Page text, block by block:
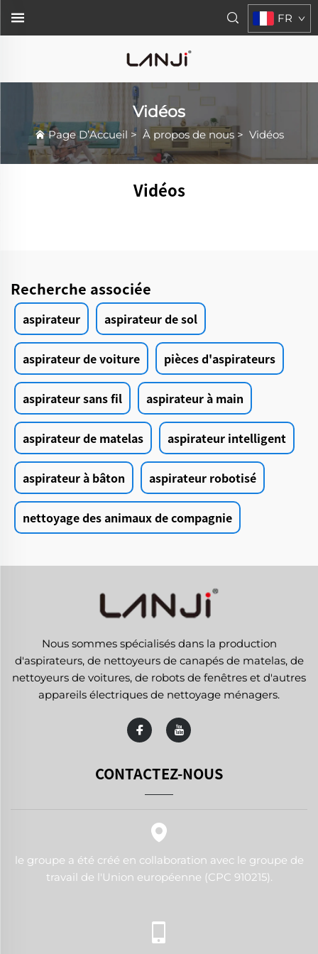
FR
Vidéos
Page D’Accueil > À propos de nous> Vidéos
Vidéos
Recherche associée
aspirateur aspirateur de sol
aspirateur de voiture pièces d'aspirateurs
aspirateur sans fil aspirateur à main
aspirateur de matelas aspirateur intelligent
aspirateur à bâton aspirateur robotisé
nettoyage des animaux de compagnie
Nous sommes spécialisés dans la production
d'aspirateurs, de nettoyeurs de canapés de matelas, de
nettoyeurs de voitures, de robots de fenêtres et d'autres
appareils électriques de nettoyage ménagers.
CONTACTEZ-NOUS
le groupe a été créé en collaboration avec le groupe de
travail de l'Union européenne (CPC 910215).